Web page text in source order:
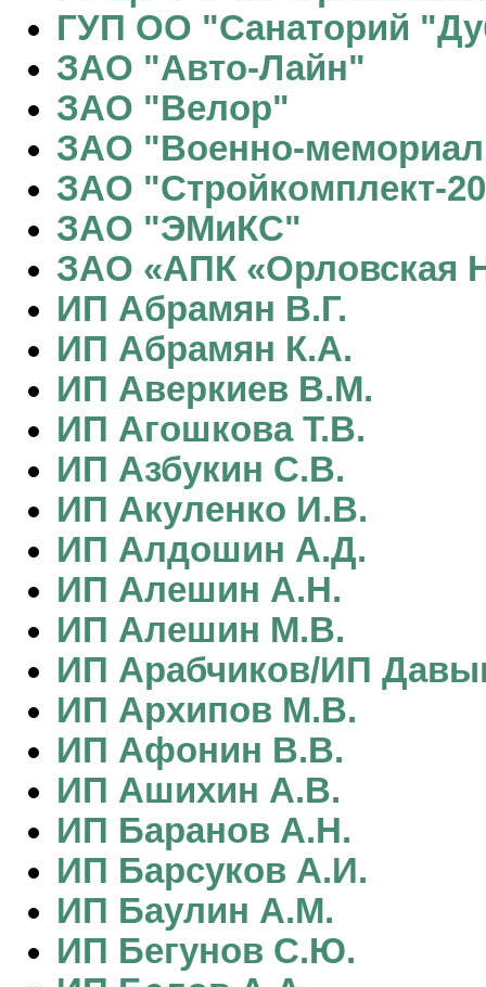
ГУП ОО "Санаторий
ЗАО "Авто-Лайн"
ЗАО "Велор"
ЗАО "Военно-
ЗАО "Стройкомплект-
ЗАО "ЭМиКС"
ЗАО «АПК «Орловская
ИП Абрамян В.Г.
ИП Абрамян К.А.
ИП Аверкиев В.М.
ИП Агошкова Т.В.
ИП Азбукин С.В.
ИП Акуленко И.В.
ИП Алдошин А.Д.
ИП Алешин А.Н.
ИП Алешин М.В.
ИП Арабчиков/ИП
ИП Архипов М.В.
ИП Афонин В.В.
ИП Ашихин А.В.
ИП Баранов А.Н.
ИП Барсуков А.И.
ИП Баулин А.М.
ИП Бегунов С.Ю.